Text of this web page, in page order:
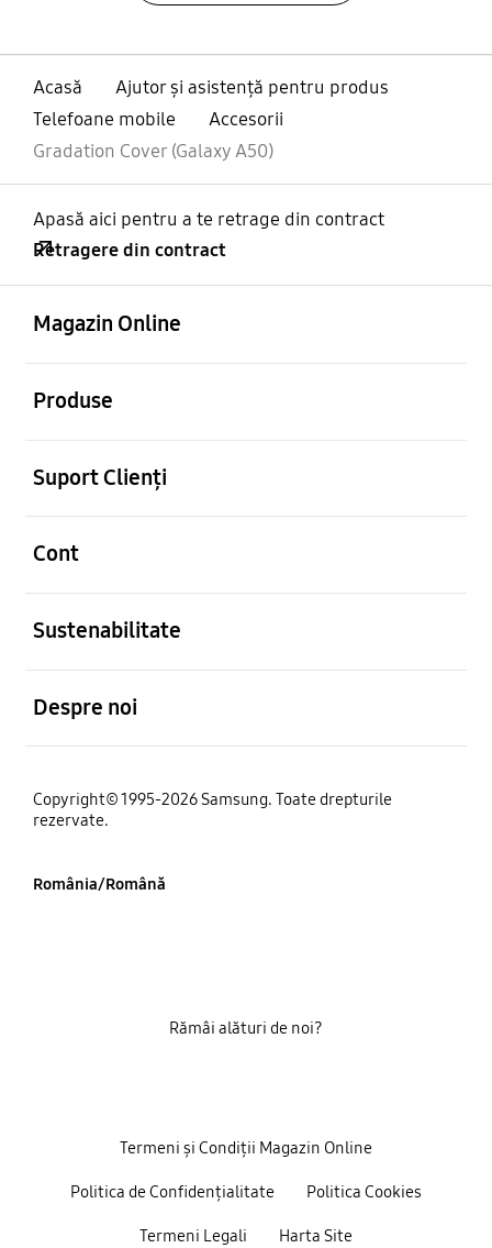
Acasă
Ajutor și asistență pentru produs
Telefoane mobile
Accesorii
Gradation Cover (Galaxy A50)
Apasă aici pentru a te retrage din contract
Retragere din contract
Magazin Online
Produse
Suport Clienți
Cont
Sustenabilitate
Despre noi
Copyright© 1995-2026 Samsung. Toate drepturile
rezervate.
România/Română
Termeni și Condiții Magazin Online
Politica de Confidențialitate Politica Cookies
Termeni Legali Harta Site
Rămâi alături de noi?